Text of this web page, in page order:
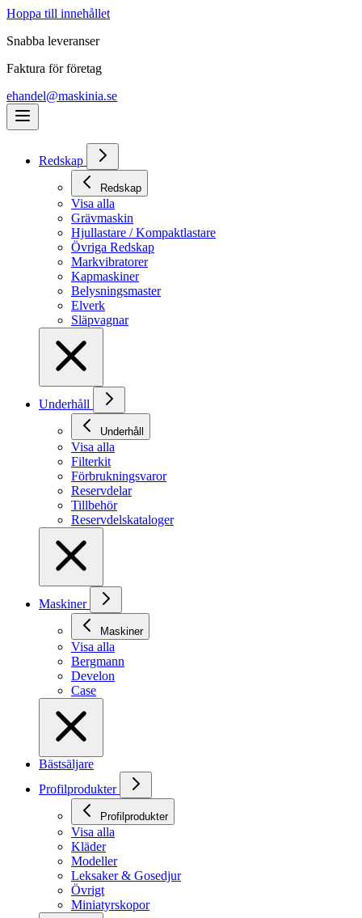
Hoppa till innehållet
Snabba leveranser
Faktura för företag
ehandel@maskinia.se
Redskap
Redskap
Visa alla
Grävmaskin
Hjullastare / Kompaktlastare
Övriga Redskap
Markvibratorer
Kapmaskiner
Belysningsmaster
Elverk
Släpvagnar
Underhåll
Underhåll
Visa alla
Filterkit
Förbrukningsvaror
Reservdelar
Tillbehör
Reservdelskataloger
Maskiner
Maskiner
Visa alla
Bergmann
Develon
Case
Bästsäljare
Profilprodukter
Profilprodukter
Visa alla
Kläder
Modeller
Leksaker & Gosedjur
Övrigt
Miniatyrskopor